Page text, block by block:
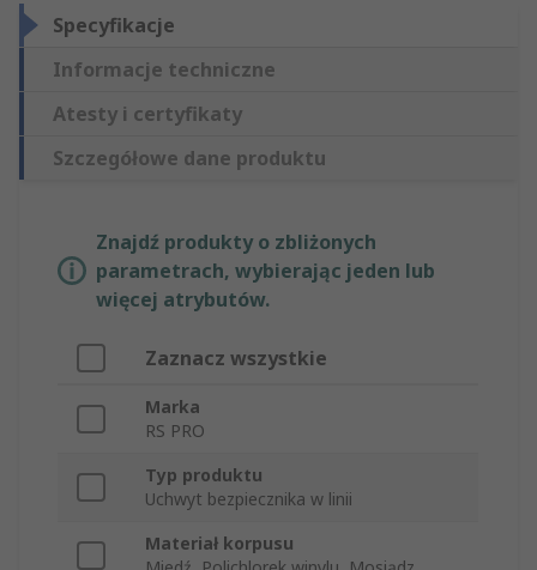
Specyfikacje
Informacje techniczne
Atesty i certyfikaty
Szczegółowe dane produktu
Znajdź produkty o zbliżonych
parametrach, wybierając jeden lub
więcej atrybutów.
Zaznacz wszystkie
Marka
RS PRO
Typ produktu
Uchwyt bezpiecznika w linii
Materiał korpusu